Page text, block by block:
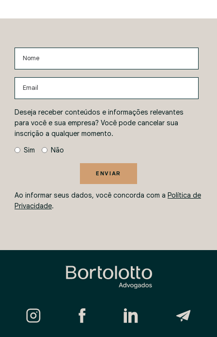
Deseja receber conteúdos e informações relevantes
para você e sua empresa? Você pode cancelar sua
inscrição a qualquer momento.
Sim
Não
ENVIAR
Ao informar seus dados, você concorda com a Política de
Privacidade.